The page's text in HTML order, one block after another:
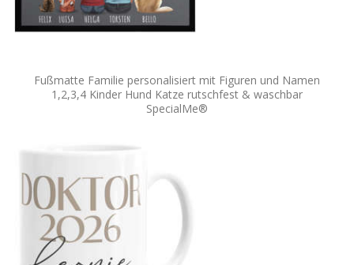
Fußmatte Familie personalisiert mit Figuren und Namen
1,2,3,4 Kinder Hund Katze rutschfest & waschbar
SpecialMe®